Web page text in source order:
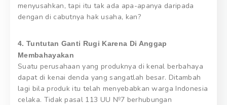
menyusahkan, tapi itu tak ada apa-apanya daripada
dengan di cabutnya hak usaha, kan?
4. Tuntutan Ganti Rugi Karena Di Anggap
Membahayakan
Suatu perusahaan yang produknya di kenal berbahaya
dapat di kenai denda yang sangatlah besar. Ditambah
lagi bila produk itu telah menyebabkan warga Indonesia
celaka. Tidak pasal 113 UU №7 berhubungan